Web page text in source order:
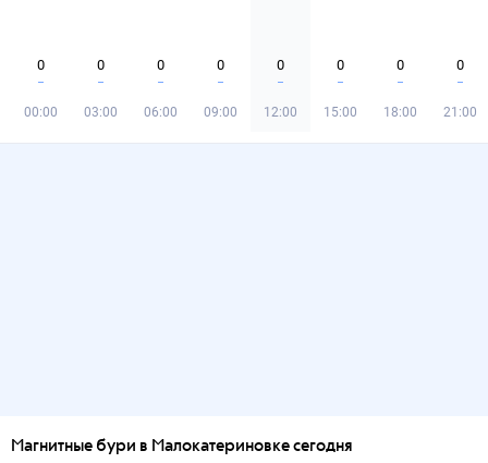
0
00:00
0
03:00
0
06:00
0
09:00
0
12:00
0
15:00
0
18:00
0
21:00
Магнитные бури в Малокатериновке сегодня